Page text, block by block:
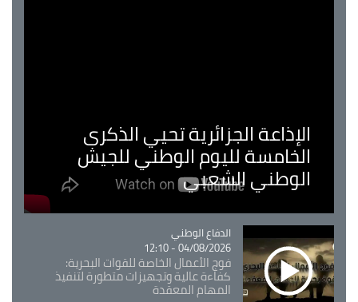
الإذاعة الجزائرية تحيي الذكرى
الخامسة لليوم الوطني للجيش
الوطني الشعبي
Catégorie
الدفاع الوطني
04/08/2026 - 12:10
فوج الأعمال الخاصة للقوات البحرية:
كفاءة عالية وتجهيزات متطورة لتنفيذ
المهام المعقدة